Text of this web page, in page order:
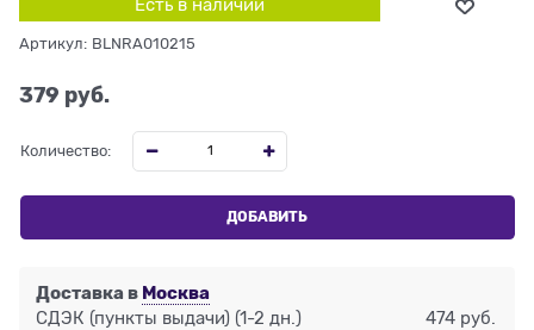
Есть в наличии
Артикул: BLNRA010215
379 руб.
Количество:
ДОБАВИТЬ
Доставка в Москва
СДЭК (пункты выдачи) (1-2 дн.) 474 руб.